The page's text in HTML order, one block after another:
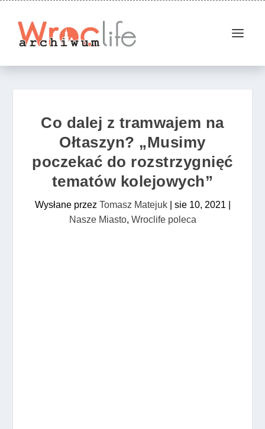
Co dalej z tramwajem na
Ołtaszyn? „Musimy
poczekać do rozstrzygnięć
tematów kolejowych”
Wysłane przez Tomasz Matejuk| sie 10, 2021
Nasze Miasto, Wroclife poleca